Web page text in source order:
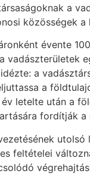
a
közösségek
évente
vadászterületek
a
a
letelte után a
fordítják a
feltételei